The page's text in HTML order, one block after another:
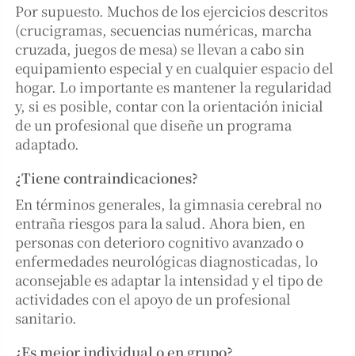
Por supuesto. Muchos de los ejercicios descritos
(crucigramas, secuencias numéricas, marcha
cruzada, juegos de mesa) se llevan a cabo sin
equipamiento especial y en cualquier espacio del
hogar. Lo importante es mantener la regularidad
y, si es posible, contar con la orientación inicial
de un profesional que diseñe un programa
adaptado.
¿Tiene contraindicaciones?
En términos generales, la gimnasia cerebral no
entraña riesgos para la salud. Ahora bien, en
personas con deterioro cognitivo avanzado o
enfermedades neurológicas diagnosticadas, lo
aconsejable es adaptar la intensidad y el tipo de
actividades con el apoyo de un profesional
sanitario.
¿Es mejor individual o en grupo?